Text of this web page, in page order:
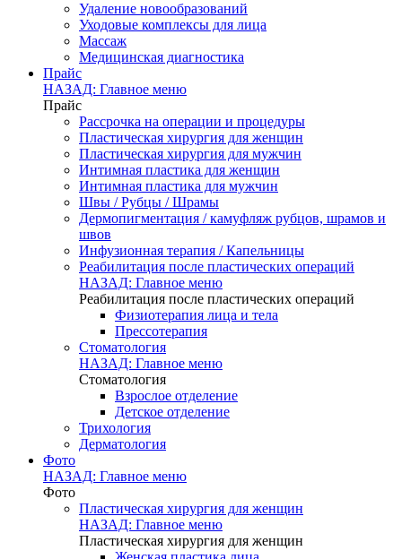
Удаление новообразований
Уходовые комплексы для лица
Массаж
Медицинская диагностика
Прайс
НАЗАД: Главное меню
Прайс
Рассрочка на операции и процедуры
Пластическая хирургия для женщин
Пластическая хирургия для мужчин
Интимная пластика для женщин
Интимная пластика для мужчин
Швы / Рубцы / Шрамы
Дермопигментация / камуфляж рубцов, шрамов и
швов
Инфузионная терапия / Капельницы
Реабилитация после пластических операций
НАЗАД: Главное меню
Реабилитация после пластических операций
Физиотерапия лица и тела
Прессотерапия
Стоматология
НАЗАД: Главное меню
Стоматология
Взрослое отделение
Детское отделение
Трихология
Дерматология
Фото
НАЗАД: Главное меню
Фото
Пластическая хирургия для женщин
НАЗАД: Главное меню
Пластическая хирургия для женщин